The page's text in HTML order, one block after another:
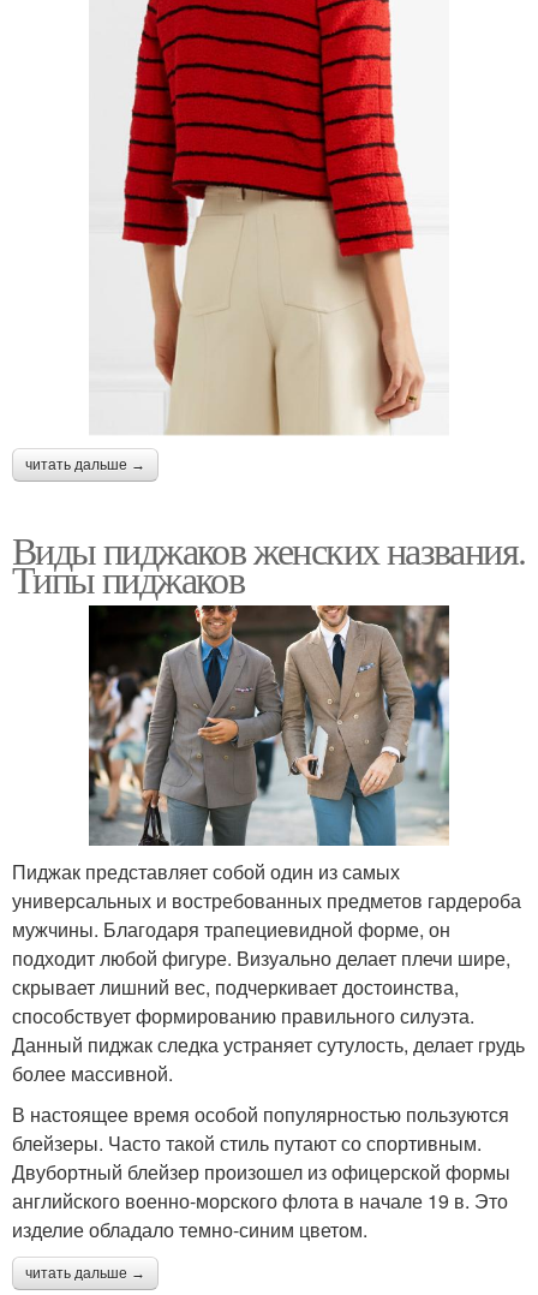
читать дальше →
Виды пиджаков женских названия.
Типы пиджаков
Пиджак представляет собой один из самых
универсальных и востребованных предметов гардероба
мужчины. Благодаря трапециевидной форме, он
подходит любой фигуре. Визуально делает плечи шире,
скрывает лишний вес, подчеркивает достоинства,
способствует формированию правильного силуэта.
Данный пиджак следка устраняет сутулость, делает грудь
более массивной.
В настоящее время особой популярностью пользуются
блейзеры. Часто такой стиль путают со спортивным.
Двубортный блейзер произошел из офицерской формы
английского военно-морского флота в начале 19 в. Это
изделие обладало темно-синим цветом.
читать дальше →